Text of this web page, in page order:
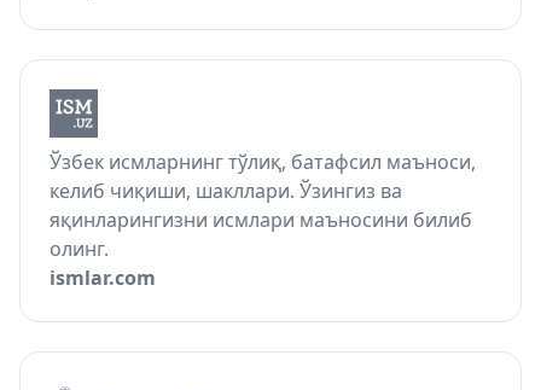
Ўзбек исмларнинг тўлиқ, батафсил маъноси,
келиб чиқиши, шакллари. Ўзингиз ва
яқинларингизни исмлари маъносини билиб
олинг.
ismlar.com